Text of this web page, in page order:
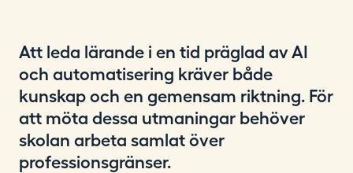
Att leda lärande i en tid präglad av AI
och automatisering kräver både
kunskap och en gemensam riktning. För
att möta dessa utmaningar behöver
skolan arbeta samlat över
professionsgränser.